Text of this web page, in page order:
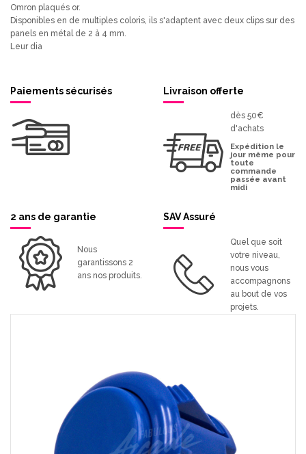
Omron plaqués or.
Disponibles en de multiples coloris, ils s'adaptent avec deux clips sur des
panels en métal de 2 à 4 mm.
Leur dia
Paiements sécurisés Livraison offerte
dès 50€
d'achats
Expédition le
jour même pour
toute
commande
passée avant
midi
2 ans de garantie
Nous
garantissons 2
ans nos produits.
SAV Assuré
Quel que soit
votre niveau,
nous vous
accompagnons
au bout de vos
projets.